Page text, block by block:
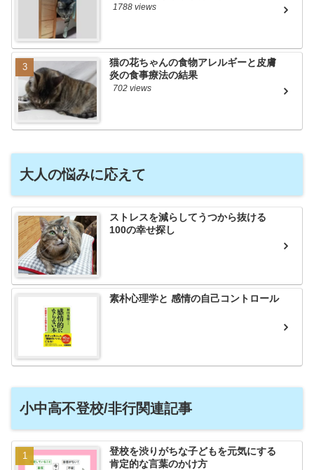
1788 views
猫の花ちゃんの食物アレルギーと皮膚
炎の食事療法の結果
702 views
大人の悩みに応えて
ストレスを減らしてうつから抜ける
100の幸せ探し
素朴心理学と 感情の自己コントロール
小中高不登校/非行関連記事
登校を渋りがちな子どもを元気にする
肯定的な言葉のかけ方